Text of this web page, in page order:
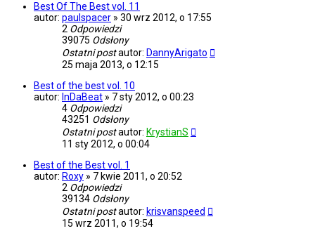
Best Of The Best vol. 11
autor: paulspacer » 30 wrz 2012, o 17:55
2 Odpowiedzi
39075 Odsłony
Ostatni postautor: DannyArigato
25 maja 2013, o 12:15
Best of the best vol. 10
autor: InDaBeat » 7 sty 2012, o 00:23
4 Odpowiedzi
43251 Odsłony
Ostatni postautor: KrystianS
11 sty 2012, o 00:04
Best of the Best vol. 1
autor: Roxy » 7 kwie 2011, o 20:52
2 Odpowiedzi
39134 Odsłony
Ostatni postautor: krisvanspeed
15 wrz 2011, o 19:54